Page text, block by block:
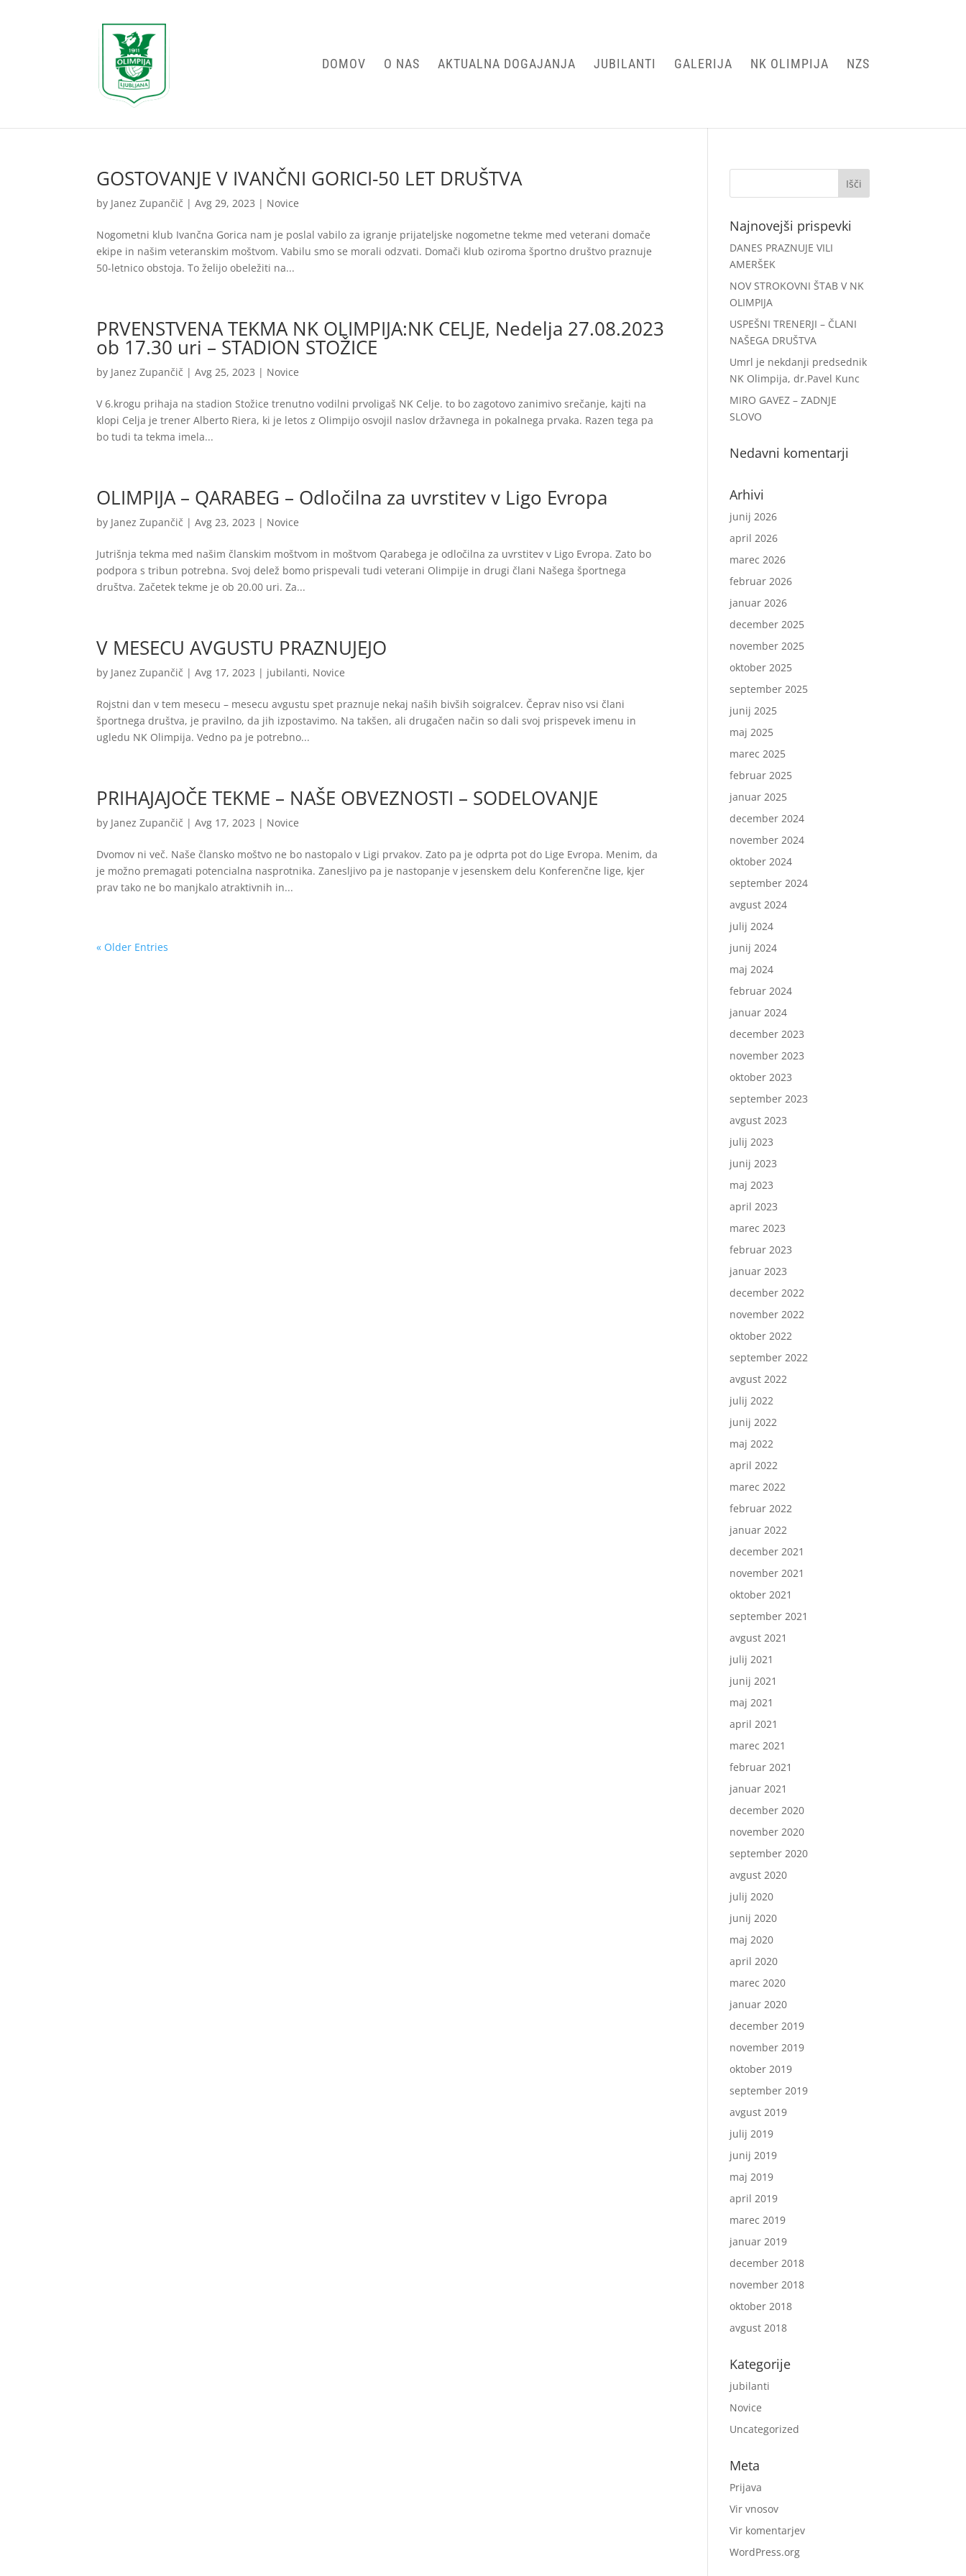
DOMOV O NAS AKTUALNA DOGAJANJA JUBILANTI GALERIJA NK OLIMPIJA NZS
GOSTOVANJE V IVANČNI GORICI-50 LET DRUŠTVA
by Janez Zupančič |Avg 29, 2023 | Novice
Nogometni klub Ivančna Gorica nam je poslal vabilo za igranje prijateljske nogometne tekme med veterani domače
ekipe in našim veteranskim moštvom. Vabilu smo se morali odzvati. Domači klub oziroma športno društvo praznuje
50-letnico obstoja. To želijo obeležiti na...
PRVENSTVENA TEKMA NK OLIMPIJA:NK CELJE, Nedelja 27.08.2023
ob 17.30 uri – STADION STOŽICE
by Janez Zupančič |Avg 25, 2023 | Novice
V 6.krogu prihaja na stadion Stožice trenutno vodilni prvoligaš NK Celje. to bo zagotovo zanimivo srečanje, kajti na
klopi Celja je trener Alberto Riera, ki je letos z Olimpijo osvojil naslov državnega in pokalnega prvaka. Razen tega pa
bo tudi ta tekma imela...
OLIMPIJA – QARABEG – Odločilna za uvrstitev v Ligo Evropa
by Janez Zupančič |Avg 23, 2023 | Novice
Jutrišnja tekma med našim članskim moštvom in moštvom Qarabega je odločilna za uvrstitev v Ligo Evropa. Zato bo
podpora s tribun potrebna. Svoj delež bomo prispevali tudi veterani Olimpije in drugi člani Našega športnega
društva. Začetek tekme je ob 20.00 uri. Za...
V MESECU AVGUSTU PRAZNUJEJO
by Janez Zupančič |Avg 17, 2023 | jubilanti, Novice
Rojstni dan v tem mesecu – mesecu avgustu spet praznuje nekaj naših bivših soigralcev. Čeprav niso vsi člani
športnega društva, je pravilno, da jih izpostavimo. Na takšen, ali drugačen način so dali svoj prispevek imenu in
ugledu NK Olimpija. Vedno pa je potrebno...
PRIHAJAJOČE TEKME – NAŠE OBVEZNOSTI – SODELOVANJE
by Janez Zupančič |Avg 17, 2023 | Novice
Dvomov ni več. Naše člansko moštvo ne bo nastopalo v Ligi prvakov. Zato pa je odprta pot do Lige Evropa. Menim, da
je možno premagati potencialna nasprotnika. Zanesljivo pa je nastopanje v jesenskem delu Konferenčne lige, kjer
prav tako ne bo manjkalo atraktivnih in...
« Older Entries
Najnovejši prispevki
DANES PRAZNUJE VILI
AMERŠEK
NOV STROKOVNI ŠTAB V NK
OLIMPIJA
USPEŠNI TRENERJI – ČLANI
NAŠEGA DRUŠTVA
Umrl je nekdanji predsednik
NK Olimpija, dr.Pavel Kunc
MIRO GAVEZ – ZADNJE
SLOVO
Nedavni komentarji
Arhivi
junij 2026
april 2026
marec 2026
februar 2026
januar 2026
december 2025
november 2025
oktober 2025
september 2025
junij 2025
maj 2025
marec 2025
februar 2025
januar 2025
december 2024
november 2024
oktober 2024
september 2024
avgust 2024
julij 2024
junij 2024
maj 2024
februar 2024
januar 2024
december 2023
november 2023
oktober 2023
september 2023
avgust 2023
julij 2023
junij 2023
maj 2023
april 2023
marec 2023
februar 2023
januar 2023
december 2022
november 2022
oktober 2022
september 2022
avgust 2022
julij 2022
junij 2022
maj 2022
april 2022
marec 2022
februar 2022
januar 2022
december 2021
november 2021
oktober 2021
september 2021
avgust 2021
julij 2021
junij 2021
maj 2021
april 2021
marec 2021
februar 2021
januar 2021
december 2020
november 2020
september 2020
avgust 2020
julij 2020
junij 2020
maj 2020
april 2020
marec 2020
januar 2020
december 2019
november 2019
oktober 2019
september 2019
avgust 2019
julij 2019
junij 2019
maj 2019
april 2019
marec 2019
januar 2019
december 2018
november 2018
oktober 2018
avgust 2018
Kategorije
jubilanti
Novice
Uncategorized
Meta
Prijava
Vir vnosov
Vir komentarjev
WordPress.org